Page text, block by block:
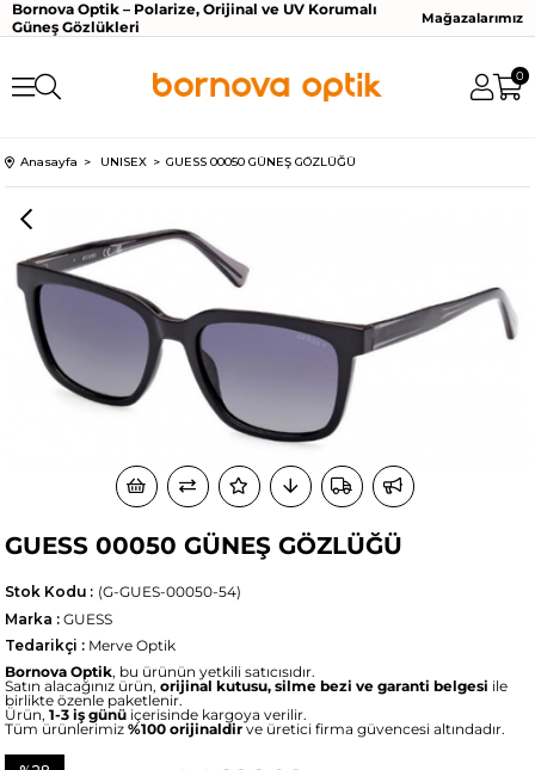
Bornova Optik – Polarize, Orijinal ve UV Korumalı
Güneş Gözlükleri
Mağazalarımız
0
Anasayfa UNISEX GUESS 00050 GÜNEŞ GÖZLÜĞÜ
GUESS 00050 GÜNEŞ GÖZLÜĞÜ
(G-GUES-00050-54)
Stok Kodu
Marka : GUESS
Tedarikçi : Merve Optik
Bornova Optik, bu ürünün yetkili satıcısıdır.
Satın alacağınız ürün,orijinal kutusu, silme bezi ve garanti belgesi ile
birlikte özenle paketlenir.
Ürün,1-3 iş günü içerisinde kargoya verilir.
Tüm ürünlerimiz%100 orijinaldirve üretici firma güvencesi altındadır.